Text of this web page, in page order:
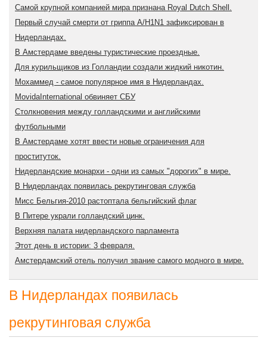
Самой крупной компанией мира признана Royal Dutch Shell.
Первый случай смерти от гриппа A/H1N1 зафиксирован в
Нидерландах.
В Амстердаме введены туристические проездные.
Для курильщиков из Голландии создали жидкий никотин.
Мохаммед - самое популярное имя в Нидерландах.
MovidaInternational обвиняет СБУ
Cтолкновения между голландскими и английскими
футбольными
В Амстердаме хотят ввести новые ограничения для
проституток.
Нидерландские монархи - одни из самых "дорогих" в мире.
В Нидерландах появилась рекрутинговая служба
Мисс Бельгия-2010 растоптала бельгийский флаг
В Питере украли голландский цинк.
Верхняя палата нидерландского парламента
Этот день в истории: 3 февраля.
Амстердамский отель получил звание самого модного в мире.
В Нидерландах появилась
рекрутинговая служба